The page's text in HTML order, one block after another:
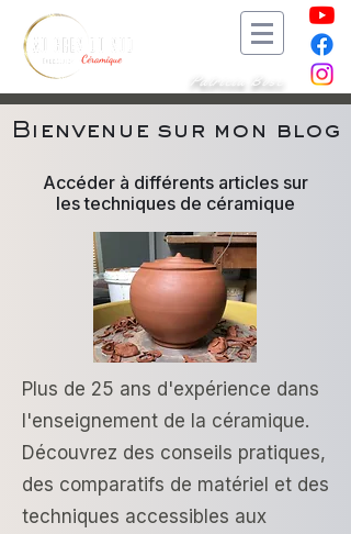
Patricia Bosc
Bienvenue sur mon blog
Accéder à différents articles sur
les techniques de céramique
Plus de 25 ans d'expérience dans
l'enseignement de la céramique.
Découvrez des conseils pratiques,
des comparatifs de matériel et des
techniques accessibles aux